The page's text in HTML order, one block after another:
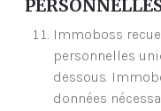
Immoboss
personnelles
dessous.
données